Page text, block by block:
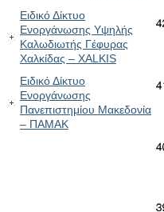
Ειδικό Δίκτυο
Ενοργάνωσης Υψηλής
Καλωδιωτής Γέφυρας
Χαλκίδας – XALKIS
Ειδικό Δίκτυο
Ενοργάνωσης
Πανεπιστημίου Μακεδονία
– ΠΑΜΑΚ